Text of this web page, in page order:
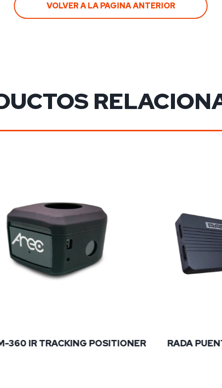
VOLVER A LA PAGINA ANTERIOR
POSITIONER RADA PUENTE HDMI